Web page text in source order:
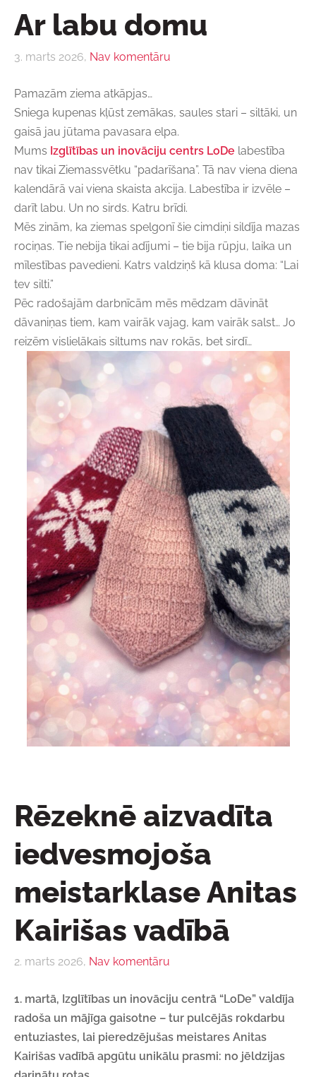
Ar labu domu
3. marts 2026, Nav komentāru
Pamazām ziema atkāpjas…
Sniega kupenas kļūst zemākas, saules stari – siltāki, un
gaisā jau jūtama pavasara elpa.
Mums Izglītības un inovāciju centrs LoDe labestība
nav tikai Ziemassvētku “padarīšana”. Tā nav viena diena
kalendārā vai viena skaista akcija. Labestība ir izvēle –
darīt labu. Un no sirds. Katru brīdi.
Mēs zinām, ka ziemas spelgonī šie cimdiņi sildīja mazas
rociņas. Tie nebija tikai adījumi – tie bija rūpju, laika un
mīlestības pavedieni. Katrs valdziņš kā klusa doma: “Lai
tev silti.”
Pēc radošajām darbnīcām mēs mēdzam dāvināt
dāvaniņas tiem, kam vairāk vajag, kam vairāk salst… Jo
reizēm vislielākais siltums nav rokās, bet sirdī…
Rēzeknē aizvadīta
iedvesmojoša
meistarklase Anitas
Kairišas vadībā
2. marts 2026, Nav komentāru
1. martā, Izglītības un inovāciju centrā “LoDe” valdīja
radoša un mājīga gaisotne – tur pulcējās rokdarbu
entuziastes, lai pieredzējušas meistares Anitas
Kairišas vadībā apgūtu unikālu prasmi: no jēldzijas